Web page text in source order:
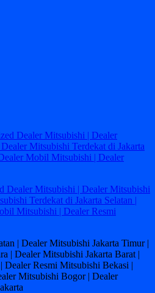
Dealer Mitsubishi | Dealer Mitsubishi
Terdekat di Jakarta Selatan |
Mitsubishi | Dealer Resmi
| Dealer Mitsubishi Jakarta Timur |
| Dealer Mitsubishi Jakarta Barat |
Dealer Resmi Mitsubishi Bekasi |
Mitsubishi Bogor | Dealer